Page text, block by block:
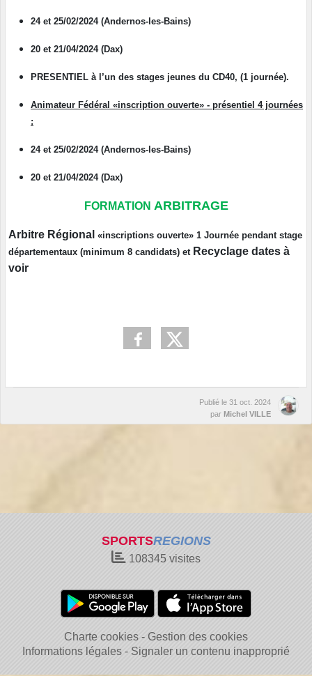
24 et 25/02/2024 (Andernos-les-Bains)
20 et 21/04/2024 (Dax)
PRESENTIEL à l’un des stages jeunes du CD40, (1 journée).
Animateur Fédéral «inscription ouverte» - présentiel 4 journées
:
24 et 25/02/2024 (Andernos-les-Bains)
20 et 21/04/2024 (Dax)
FORMATION ARBITRAGE
Arbitre Régional «inscriptions ouverte» 1 Journée pendant stage
départementaux (minimum 8 candidats) et Recyclage dates à
voir
Publié le 31 oct. 2024
par Michel VILLE
SPORTSREGIONS
108345 visites
Charte cookies
Gestion des cookies
Informations légales
Signaler un contenu inapproprié